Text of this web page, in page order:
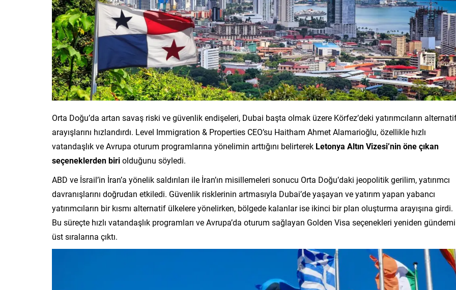
Orta Doğu’da artan savaş riski ve güvenlik endişeleri, Dubai başta olmak üzere Körfez’deki yatırımcıların
arayışlarını hızlandırdı. Level Immigration & Properties CEO’su Haitham Ahmet Alamarioğlu, özellikle hızlı
vatandaşlık ve Avrupa oturum programlarına yönelimin arttığını belirterek Letonya Altın Vizesi’nin öne çıkan
seçeneklerden biriolduğunu söyledi.
ABD ve İsrail’in İran’a yönelik saldırıları ile İran’ın misillemeleri sonucu Orta Doğu’daki jeopolitik gerilim, yatırımcı
davranışlarını doğrudan etkiledi. Güvenlik risklerinin artmasıyla Dubai’de yaşayan ve yatırım yapan yabancı
yatırımcıların bir kısmı alternatif ülkelere yönelirken, bölgede kalanlar ise ikinci bir plan oluşturma arayışına girdi.
Bu süreçte hızlı vatandaşlık programları ve Avrupa’da oturum sağlayan Golden Visa seçenekleri yeniden
üst sıralarına çıktı.